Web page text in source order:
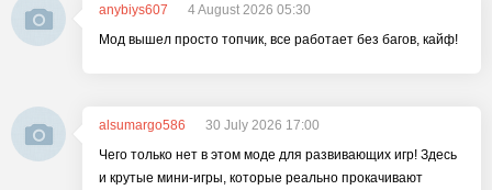
anybiys607
4 August 2026 05:30
Мод вышел просто топчик, все работает без багов, кайф!
alsumargo586
30 July 2026 17:00
Чего только нет в этом моде для развивающих игр! Здесь
и крутые мини-игры, которые реально прокачивают